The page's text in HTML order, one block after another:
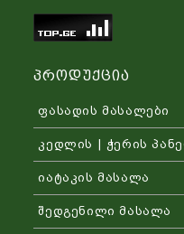
Პროდუქცია
ფასადის მასალები
კედლის | ჭერის
იატაკის მასალა
შედგენილი მასალა